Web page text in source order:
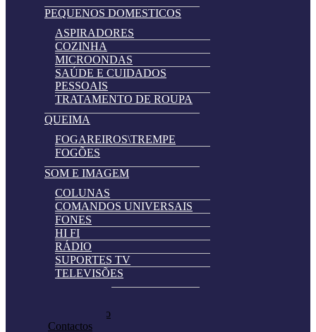
PEQUENOS DOMESTICOS
ASPIRADORES
COZINHA
MICROONDAS
SAÚDE E CUIDADOS
PESSOAIS
TRATAMENTO DE ROUPA
QUEIMA
FOGAREIROS\TREMPE
FOGÕES
SOM E IMAGEM
COLUNAS
COMANDOS UNIVERSAIS
FONES
HI FI
RÁDIO
SUPORTES TV
TELEVISÕES
Pedir Cotação
Contactos